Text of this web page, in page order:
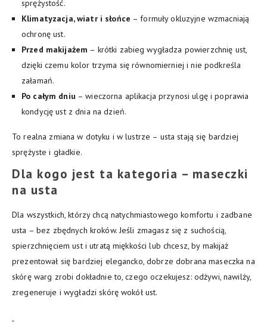
sprężystość.
Klimatyzacja, wiatr i słońce – formuły okluzyjne wzmacniają
ochronę ust.
Przed makijażem – krótki zabieg wygładza powierzchnię ust,
dzięki czemu kolor trzyma się równomierniej i nie podkreśla
załamań.
Po całym dniu– wieczorna aplikacja przynosi ulgę i poprawia
kondycję ust z dnia na dzień.
To realna zmiana w dotyku i w lustrze – usta stają się bardziej
sprężyste i gładkie.
Dla kogo jest ta kategoria – maseczki
na usta
Dla wszystkich, którzy chcą natychmiastowego komfortu i zadbane
usta – bez zbędnych kroków. Jeśli zmagasz się z suchością,
spierzchnięciem ust i utratą miękkości lub chcesz, by makijaż
prezentował się bardziej elegancko, dobrze dobrana maseczka na
skórę warg zrobi dokładnie to, czego oczekujesz: odżywi, nawilży,
zregeneruje i wygładzi skórę wokół ust.